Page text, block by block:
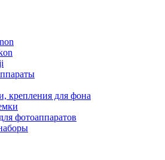
крепления для фона
фотоаппаратов